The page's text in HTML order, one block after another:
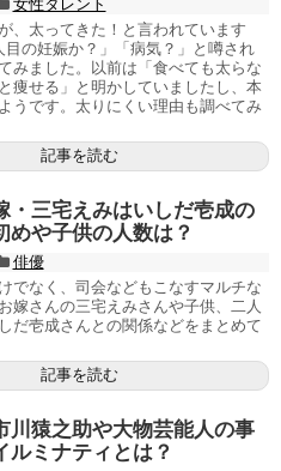
女性タレント
、太ってきた！と言われています
目の妊娠か？」「病気？」と噂され
みました。以前は「食べても太らな
痩せる」と明かしていましたし、本
うです。太りにくい理由も調べてみ
記事を読む
・三宅えみはいしだ壱成の
めや子供の人数は？
俳優
でなく、司会などもこなすマルチな
嫁さんの三宅えみさんや子供、二人
だ壱成さんとの関係などをまとめて
記事を読む
川猿之助や大物芸能人の事
ルミナティとは？